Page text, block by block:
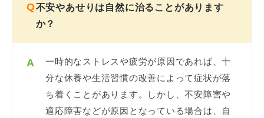
Q不安やあせりは自然に治ることがあります
か？
A
一時的なストレスや疲労が原因であれば、十
分な休養や生活習慣の改善によって症状が落
ち着くことがあります。しかし、不安障害や
適応障害などが原因となっている場合は、自